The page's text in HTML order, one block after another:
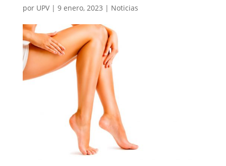
por UPV| 9 enero, 2023 | Noticias